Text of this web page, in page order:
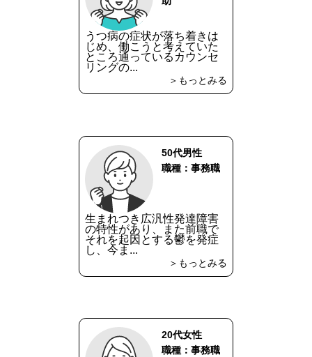
うつ病の症状が落ち着きは
じめ、働こうと考えていた
ところ通っているカウンセ
リングの...
＞もっとみる
50代男性
職種：事務職
生まれつき広汎性発達障害
の特性があり、また前職で
それを起因とする鬱を発症
し、今ま...
＞もっとみる
20代女性
職種：事務職